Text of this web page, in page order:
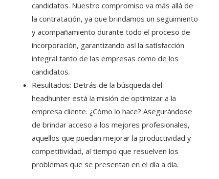
candidatos. Nuestro compromiso va más allá de
la contratación, ya que brindamos un seguimiento
y acompañamiento durante todo el proceso de
incorporación, garantizando así la satisfacción
integral tanto de las empresas como de los
candidatos.
Resultados: Detrás de la búsqueda del
headhunter está la misión de optimizar a la
empresa cliente. ¿Cómo lo hace? Asegurándose
de brindar acceso a los mejores profesionales,
aquellos que puedan mejorar la productividad y
competitividad, al tiempo que resuelven los
problemas que se presentan en el día a día.